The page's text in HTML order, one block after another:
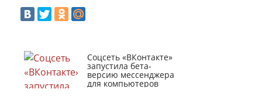
Соцсеть «ВКонтакте»
запустила бета-
версию мессенджера
для компьютеров